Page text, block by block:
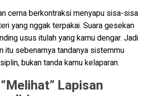
cerna berkontraksi menyapu sisa-sisa
yang nggak terpakai. Suara gesekan
usus itulah yang kamu dengar. Jadi
itu sebenarnya tandanya sistemmu
bukan tanda kamu kelaparan.
Lapisan